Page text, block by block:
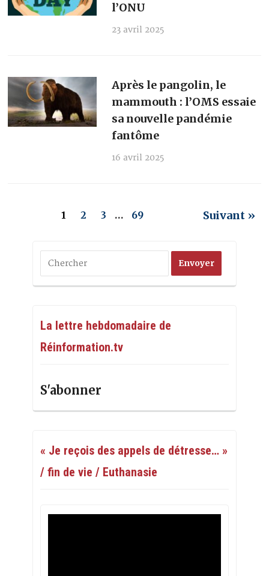
l’ONU
23 avril 2025
Après le pangolin, le
mammouth : l’OMS essaie
sa nouvelle pandémie
fantôme
16 avril 2025
1 2 3 … 69 Suivant »
La lettre hebdomadaire de
Réinformation.tv
S'abonner
« Je reçois des appels de détresse… »
/ fin de vie / Euthanasie